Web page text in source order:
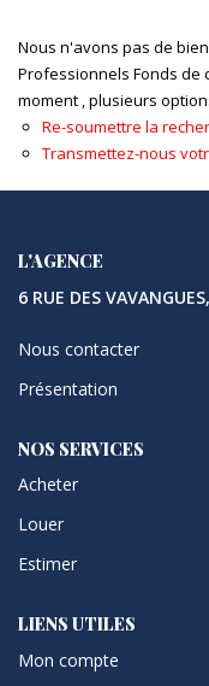
Nous n'avons pas de
Professionnels Fonds de
moment , plusieurs
Re-soumettre la
Transmettez-nous
L'AGENCE
6 RUE DES
Nous contacter
Présentation
NOS SERVICES
Acheter
Louer
Estimer
LIENS UTILES
Mon compte